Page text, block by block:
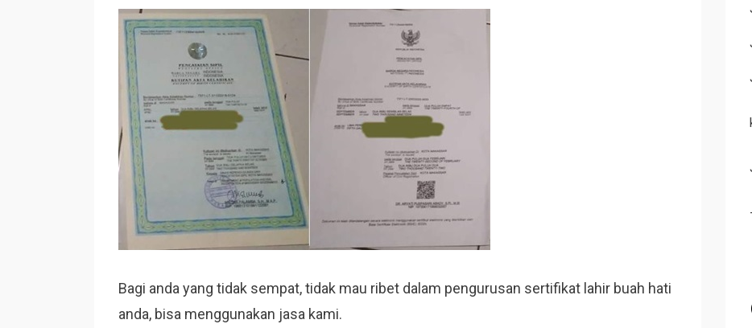
Bagi anda yang tidak sempat, tidak mau ribet dalam pengurusan sertifikat lahir buah hati
anda, bisa menggunakan jasa kami.